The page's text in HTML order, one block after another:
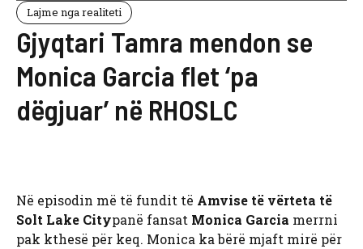
Lajme nga realiteti
Gjyqtari Tamra mendon se
Monica Garcia flet ‘pa
dëgjuar’ në RHOSLC
Në episodin më të fundit të Amvise të vërteta të
Solt Lake Citypanë fansat Monica Garcia merrni
pak kthesë për keq. Monica ka bërë mjaft mirë për